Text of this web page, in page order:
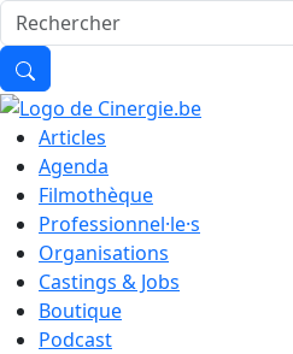
Articles
Agenda
Filmothèque
Professionnel·le·s
Organisations
Castings & Jobs
Boutique
Podcast